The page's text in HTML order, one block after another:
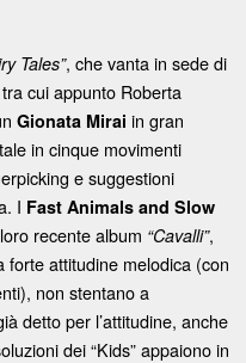
Tales”, che vanta in sede di
cui appunto Roberta
Gionata Mirai in gran
in cinque movimenti
e suggestioni
I Fast Animals and Slow
recente album “Cavalli”,
attitudine melodica (con
non stentano a
detto per l’attitudine, anche
dei “Kids” appaiono in